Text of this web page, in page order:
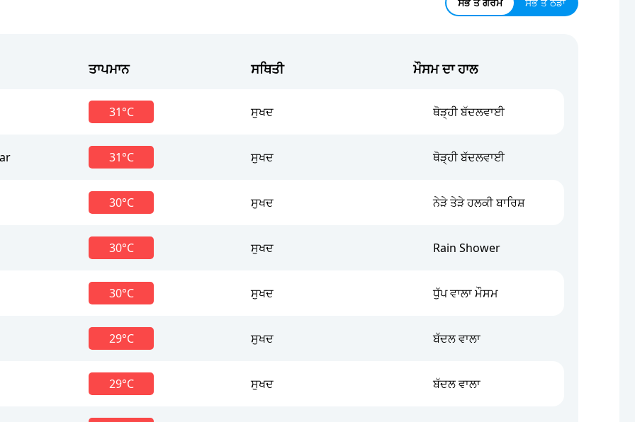
ਸਭ ਤੋਂ ਗਰਮ ਸਭ ਤੋਂ ਠੰਡਾ
ਤਾਪਮਾਨ ਸਥਿਤੀ ਮੌਸਮ ਦਾ ਹਾਲ
31°C ਸੁਖਦ ਥੋੜ੍ਹੀ ਬੱਦਲਵਾਈ
31°C ਸੁਖਦ ਥੋੜ੍ਹੀ ਬੱਦਲਵਾਈ
30°C ਸੁਖਦ ਨੇੜੇ ਤੇੜੇ ਹਲਕੀ ਬਾਰਿਸ਼
30°C ਸੁਖਦ Rain Shower
30°C ਸੁਖਦ ਧੁੱਪ ਵਾਲਾ ਮੌਸਮ
29°C ਸੁਖਦ ਬੱਦਲ ਵਾਲਾ
29°C ਸੁਖਦ ਬੱਦਲ ਵਾਲਾ